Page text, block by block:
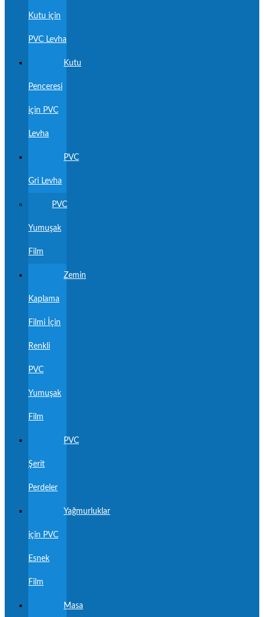
Kutu için
PVC Levha
Kutu
Penceresi
için PVC
Levha
PVC
Gri Levha
PVC
Yumuşak
Film
Zemin
Kaplama
Filmi İçin
Renkli
PVC
Yumuşak
Film
PVC
Şerit
Perdeler
Yağmurluklar
için PVC
Esnek
Film
Masa